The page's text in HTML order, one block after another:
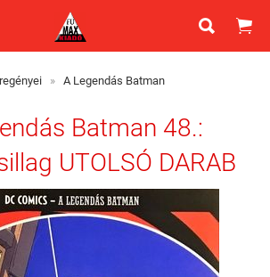
 
» A Legendás Batman
Batman 48.:
UTOLSÓ DARAB